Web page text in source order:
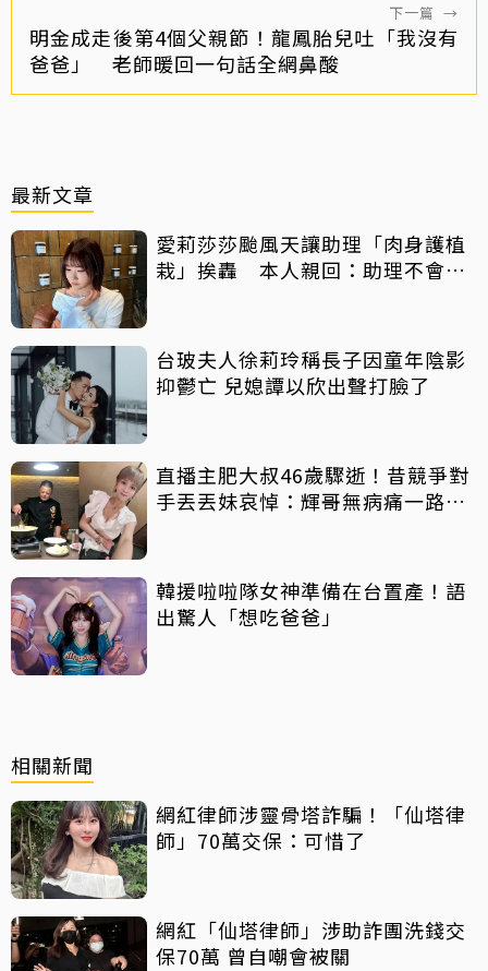
下一篇 →
明金成走後第4個父親節！龍鳳胎兒吐「我沒有
爸爸」 老師暖回一句話全網鼻酸
最新文章
愛莉莎莎颱風天讓助理「肉身護植
栽」挨轟 本人親回：助理不會被
台玻夫人徐莉玲稱長子因童年陰影
抑鬱亡 兒媳譚以欣出聲打臉了
直播主肥大叔46歲驟逝！昔競爭對
手丟丟妹哀悼：輝哥無病痛一路好
韓援啦啦隊女神準備在台置產！語
出驚人「想吃爸爸」
相關新聞
網紅律師涉靈骨塔詐騙！「仙塔律
師」70萬交保：可惜了
網紅「仙塔律師」涉助詐團洗錢交
保70萬 曾自嘲會被關